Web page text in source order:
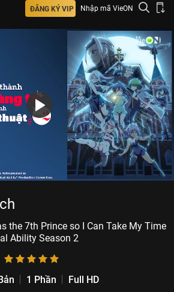
ĐĂNG KÝ VIP Nhập mã VieON
the 7th Prince so I Can Take My Time
Ability Season 2
1 Phần
Full HD